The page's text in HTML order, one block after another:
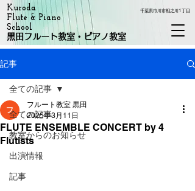
千葉県市川市相之川1丁目
Kuroda
Flute & Piano
School
黒田フルート教室・ピアノ教室
記事
全ての記事
教室からのお知らせ
出演情報
記事
全ての記事
FLUTE ENSEMBLE CONCERT by 4
Flutists
フルート教室 黒田
2025年3月11日